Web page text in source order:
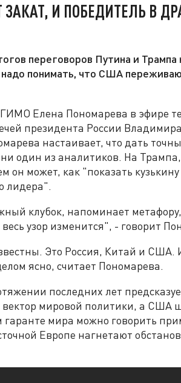
И ПОБЕДИТЕЛЬ В
переговоров Путина и
понимать, что США
Елена Пономарева в эфире
президента России
настаивает, что дать
один из аналитиков. На
он может, как "показать
лидера".
клубок, напоминает
узор изменится", - говорит
Это Россия, Китай и США.
ясно, считает Пономарева.
последних лет
вектор мировой политики, а США
гаранте мира можно говорить
Европе нагнетают